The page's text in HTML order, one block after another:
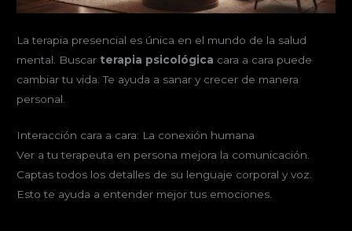
La terapia presencial es única en el mundo de la salud
mental. Buscar terapia psicológica cara a cara puede
cambiar tu vida. Te ayuda a sanar y crecer de manera
personal.
Interacción cara a cara: La conexión humana
Ver a tu terapeuta en persona mejora la comunicación.
Captas todos los detalles de su lenguaje corporal y voz.
Esto te ayuda a entender mejor tus emociones.